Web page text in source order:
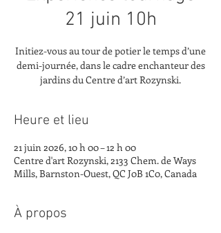
21 juin 10h
Initiez-vous au tour de potier le temps d’une
demi-journée, dans le cadre enchanteur des
jardins du Centre d’art Rozynski.
Heure et lieu
21 juin 2026, 10 h 00 – 12 h 00
Centre d'art Rozynski, 2133 Chem. de Ways
Mills, Barnston-Ouest, QC J0B 1C0, Canada
À propos